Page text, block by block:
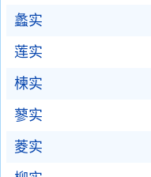
蠡实
莲实
楝实
蓼实
菱实